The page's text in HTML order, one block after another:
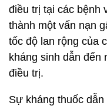
điều trị tại các bệnh
thành một vấn nạn
tốc độ lan rộng của
kháng sinh dẫn đến
điều trị.
Sự kháng thuốc